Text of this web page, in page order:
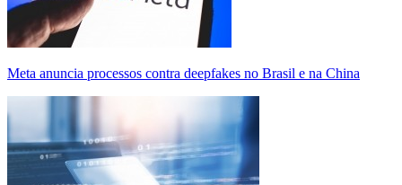
Meta anuncia processos contra deepfakes no Brasil e na China